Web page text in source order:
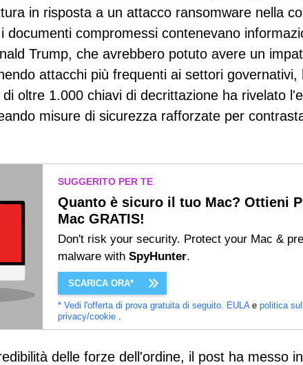
in risposta a un attacco ransomware nella
documenti compromessi contenevano
Trump, che avrebbero potuto avere un
attacchi più frequenti ai settori governativi,
oltre 1.000 chiavi di decrittazione ha rivelato
misure di sicurezza rafforzate per
SUGGERITO PER TE
Quanto è sicuro il tuo Mac? Ottieni
Mac GRATIS!
Don't risk your security. Protect your Mac &
malware with SpyHunter.
SCARICA ORA*
* Vedi l'offerta di prova gratuita di seguito. EULAe politica
privacy/cookie
delle forze dell'ordine, il post ha messo